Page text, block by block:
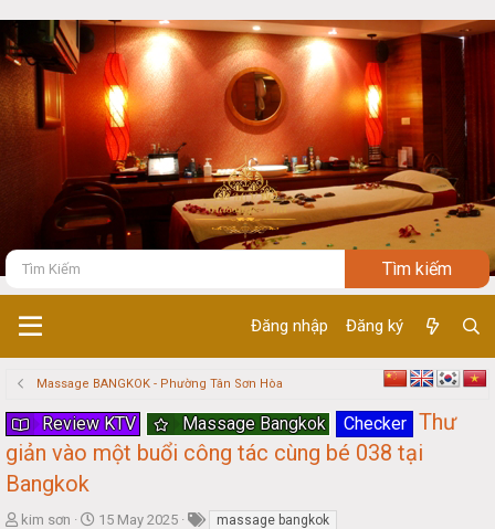
Đăng nhập Đăng ký
Massage BANGKOK - Phường Tân Sơn Hòa
Review KTV Massage Bangkok Checker
Thư
giản vào một buổi công tác cùng bé 038 tại
Bangkok
Tkim sơn
S15 May 2025
massage bangkok